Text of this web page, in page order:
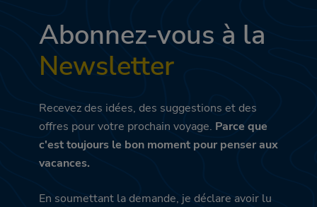
Abonnez-vous à la
Newsletter
Recevez des idées, des suggestions et des
offres pour votre prochain voyage. Parce que
c'est toujours le bon moment pour penser aux
vacances.
En soumettant la demande, je déclare avoir lu